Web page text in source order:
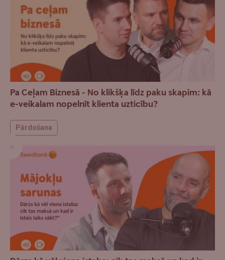
Pa Ceļam Biznesā - No klikšķa līdz paku skapim: kā
e-veikalam nopelnīt klienta uzticību?
Pārdošana